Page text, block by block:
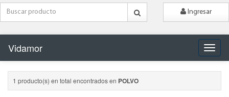
Ingresar
Vidamor
1 producto(s) en total encontrados en POLVO